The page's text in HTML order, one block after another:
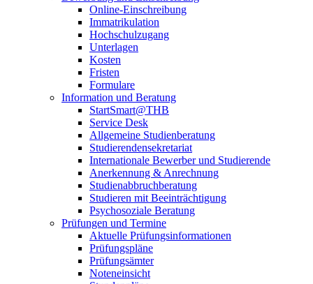
Online-Einschreibung
Immatrikulation
Hochschulzugang
Unterlagen
Kosten
Fristen
Formulare
Information und Beratung
StartSmart@THB
Service Desk
Allgemeine Studienberatung
Studierendensekretariat
Internationale Bewerber und Studierende
Anerkennung & Anrechnung
Studienabbruchberatung
Studieren mit Beeinträchtigung
Psychosoziale Beratung
Prüfungen und Termine
Aktuelle Prüfungsinformationen
Prüfungspläne
Prüfungsämter
Noteneinsicht